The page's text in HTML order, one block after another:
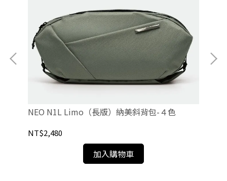
NEO N1L Limo（長版）納美斜背包-４色
NT$2,480
加入購物車